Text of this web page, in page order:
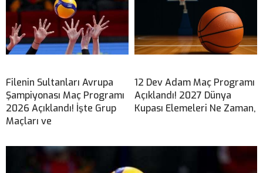
Filenin Sultanları Avrupa
Şampiyonası Maç Programı
2026 Açıklandı! İşte Grup
Maçları ve
12 Dev Adam Maç Programı
Açıklandı! 2027 Dünya
Kupası Elemeleri Ne Zaman,